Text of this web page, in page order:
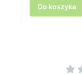
Do koszyka